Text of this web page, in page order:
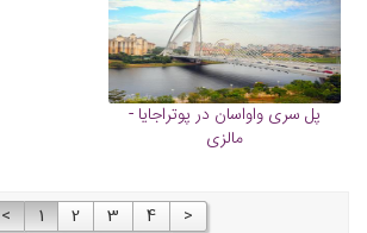
پل سری واواسان در پوتراجایا -
مالزی
> 1 2 3 4 <